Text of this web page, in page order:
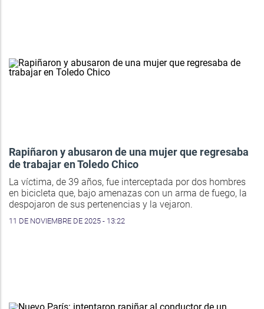
Rapiñaron y abusaron de una mujer que regresaba
de trabajar en Toledo Chico
La víctima, de 39 años, fue interceptada por dos hombres
en bicicleta que, bajo amenazas con un arma de fuego, la
despojaron de sus pertenencias y la vejaron.
11 DE NOVIEMBRE DE 2025 - 13:22